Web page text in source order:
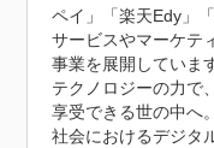
ペイ」「楽天Edy」
サービスやマーケテ
事業を展開していま
テクノロジーの力で
享受できる世の中へ。
社会におけるデジタ